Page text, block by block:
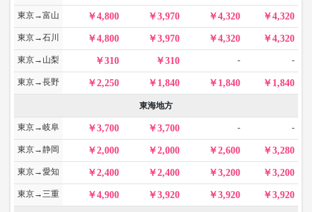
東京→富山 4,800 3,970 4,320 4,320
東京→石川 4,800 3,970 4,320 4,320
東京→山梨 310 310 - -
東京→長野 2,250 1,840 1,840 1,840
東海地方
東京→岐阜 3,700 3,700 - -
東京→静岡 2,000 2,000 2,600 3,280
東京→愛知 2,400 2,400 3,200 3,200
東京→三重 4,900 3,920 3,920 3,920